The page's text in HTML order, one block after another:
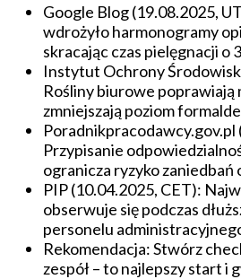
Google Blog (19.08.2025,
wdrożyło harmonogramy
skracając czas pielęgnacji o
Instytut Ochrony
Rośliny biurowe poprawiają
zmniejszają poziom
Poradnikpracodawcy.gov.pl
Przypisanie
ogranicza ryzyko zaniedbań
PIP (10.04.2025, CET):
obserwuje się podczas
personelu
Rekomendacja: Stwórz
zespół – to najlepszy start i